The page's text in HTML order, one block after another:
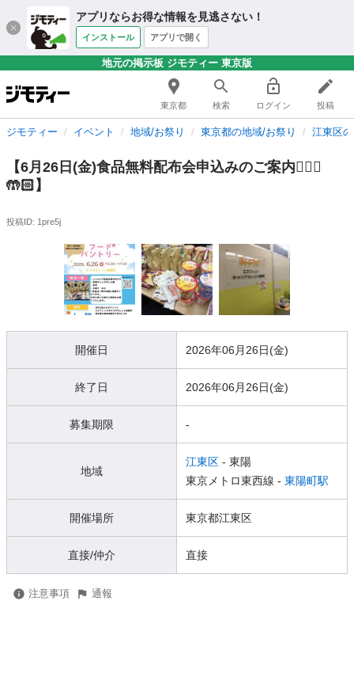
アプリならお得な情報を見逃さない！
インストール アプリで開く
地元の掲示板 ジモティー 東京版
東京都 検索 ログイン 投稿
ジモティー イベント 地域/お祭り 東京都の地域/お祭り 江東区
【6月26日(金)食品無料配布会申込みのご案内🙋🏻‍♀️
🤲🏻】
投稿ID: 1pre5j
開催日 2026年06月26日(金)
終了日 2026年06月26日(金)
募集期限 -
地域
江東区 - 東陽
東京メトロ東西線 - 東陽町駅
開催場所 東京都江東区
直接/仲介 直接
注意事項 通報